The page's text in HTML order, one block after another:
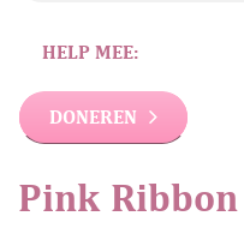
HELP MEE:
DONEREN
Pink